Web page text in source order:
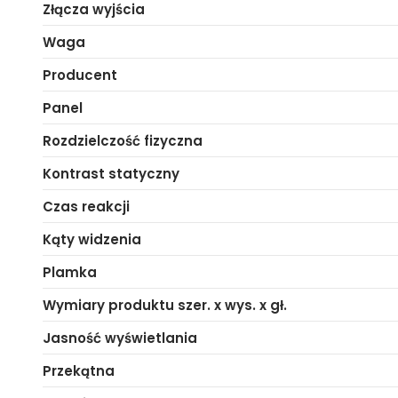
Złącza wyjścia
Waga
Producent
Panel
Rozdzielczość fizyczna
Kontrast statyczny
Czas reakcji
Kąty widzenia
Plamka
Wymiary produktu szer. x wys. x gł.
Jasność wyświetlania
Przekątna